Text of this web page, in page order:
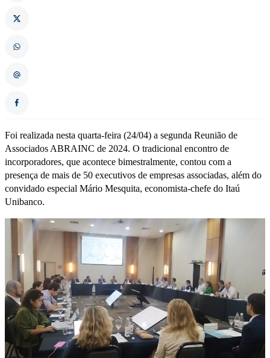
Foi realizada nesta quarta-feira (24/04) a segunda Reunião de
Associados ABRAINC de 2024. O tradicional encontro de
incorporadores, que acontece bimestralmente, contou com a
presença de mais de 50 executivos de empresas associadas, além do
convidado especial Mário Mesquita, economista-chefe do Itaú
Unibanco.